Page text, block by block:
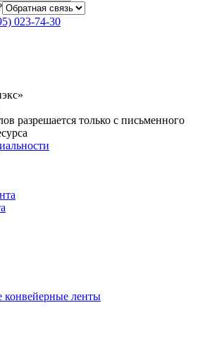
023-74-30
разрешается только с письменного
конвейерные ленты